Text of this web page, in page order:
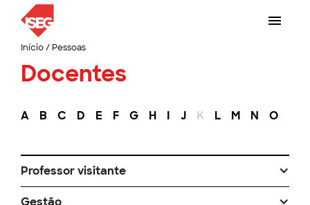
Início/ Pessoas
Docentes
A B C D E F G H I J K L M N O
Professor visitante
Gestão